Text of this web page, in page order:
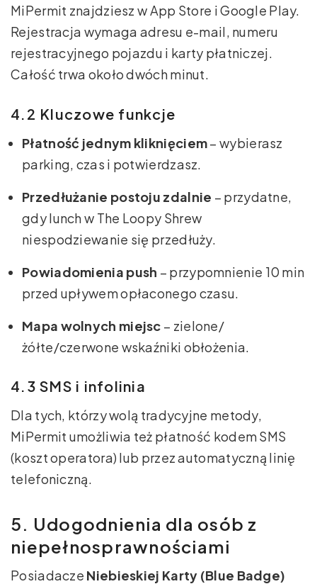
MiPermit znajdziesz w App Store i Google Play.
Rejestracja wymaga adresu e-mail, numeru
rejestracyjnego pojazdu i karty płatniczej.
Całość trwa około dwóch minut.
4.2 Kluczowe funkcje
Płatność jednym kliknięciem– wybierasz
parking, czas i potwierdzasz.
Przedłużanie postoju zdalnie – przydatne,
gdy lunch w The Loopy Shrew
niespodziewanie się przedłuży.
Powiadomienia push – przypomnienie 10 min
przed upływem opłaconego czasu.
Mapa wolnych miejsc – zielone/
żółte/czerwone wskaźniki obłożenia.
4.3 SMS i infolinia
Dla tych, którzy wolą tradycyjne metody,
MiPermit umożliwia też płatność kodem SMS
(koszt operatora) lub przez automatyczną linię
telefoniczną.
5. Udogodnienia dla osób z
niepełnosprawnościami
Posiadacze Niebieskiej Karty (Blue Badge)